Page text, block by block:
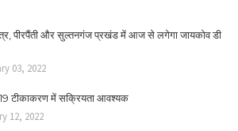
पीरपैंती और सुल्तनगंज प्रखंड में आज से लगेगा जायकोव डी
03, 2022
टीकाकरण में सक्रियता आवश्यक
12, 2022